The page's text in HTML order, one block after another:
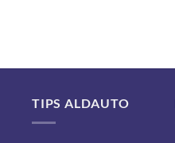
TIPS ALDAUTO